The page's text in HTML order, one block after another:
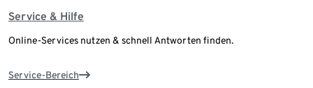
Service & Hilfe
Online-Services nutzen & schnell Antworten finden.
Service-Bereich